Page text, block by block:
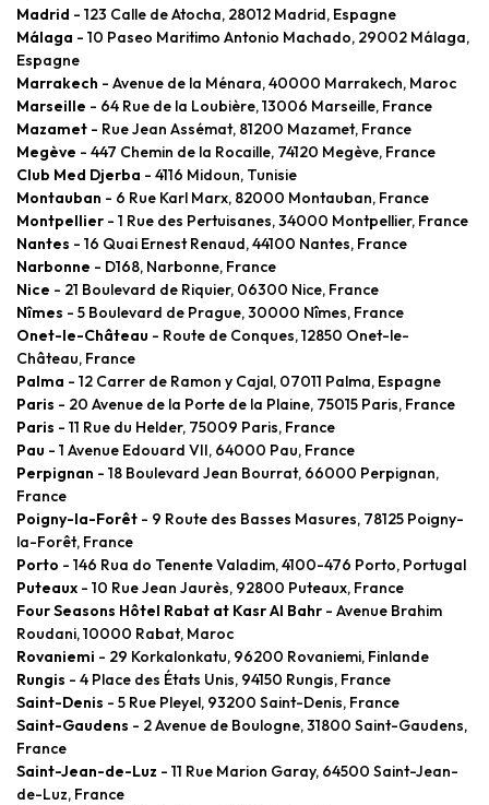
Madrid - 123 Calle de Atocha, 28012 Madrid, Espagne
Málaga - 10 Paseo Maritimo Antonio Machado, 29002 Málaga,
Espagne
Marrakech - Avenue de la Ménara, 40000 Marrakech, Maroc
Marseille - 64 Rue de la Loubière, 13006 Marseille, France
Mazamet - Rue Jean Assémat, 81200 Mazamet, France
Megève - 447 Chemin de la Rocaille, 74120 Megève, France
Club Med Djerba - 4116 Midoun, Tunisie
Montauban - 6 Rue Karl Marx, 82000 Montauban, France
Montpellier - 1 Rue des Pertuisanes, 34000 Montpellier, France
Nantes - 16 Quai Ernest Renaud, 44100 Nantes, France
Narbonne - D168, Narbonne, France
Nice - 21 Boulevard de Riquier, 06300 Nice, France
Nîmes - 5 Boulevard de Prague, 30000 Nîmes, France
Onet-le-Château - Route de Conques, 12850 Onet-le-
Château, France
Palma - 12 Carrer de Ramon y Cajal, 07011 Palma, Espagne
Paris - 20 Avenue de la Porte de la Plaine, 75015 Paris, France
Paris - 11 Rue du Helder, 75009 Paris, France
Pau - 1 Avenue Edouard VII, 64000 Pau, France
Perpignan - 18 Boulevard Jean Bourrat, 66000 Perpignan,
France
Poigny-la-Forêt - 9 Route des Basses Masures, 78125 Poigny-
la-Forêt, France
Porto - 146 Rua do Tenente Valadim, 4100-476 Porto, Portugal
Puteaux - 10 Rue Jean Jaurès, 92800 Puteaux, France
Four Seasons Hôtel Rabat at Kasr Al Bahr - Avenue Brahim
Roudani, 10000 Rabat, Maroc
Rovaniemi - 29 Korkalonkatu, 96200 Rovaniemi, Finlande
Rungis - 4 Place des États Unis, 94150 Rungis, France
Saint-Denis - 5 Rue Pleyel, 93200 Saint-Denis, France
Saint-Gaudens - 2 Avenue de Boulogne, 31800 Saint-Gaudens,
France
Saint-Jean-de-Luz - 11 Rue Marion Garay, 64500 Saint-Jean-
de-Luz, France